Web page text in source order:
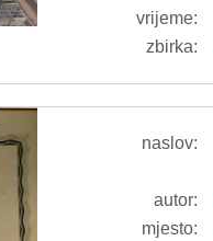
vrijeme:
zbirka:
naslov:
autor:
mjesto: